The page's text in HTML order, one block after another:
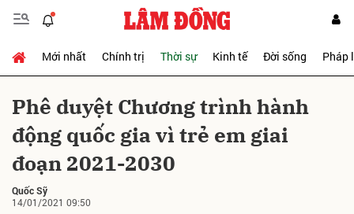
Mới nhất Chính trị Thời sự Kinh tế Đời sống Pháp
Phê duyệt Chương trình hành
động quốc gia vì trẻ em giai
đoạn 2021-2030
Quốc Sỹ
14/01/2021 09:50
Gửi bình luận